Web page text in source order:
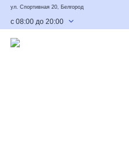
ул. Спортивная 20, Белгород
с 08:00 до 20:00